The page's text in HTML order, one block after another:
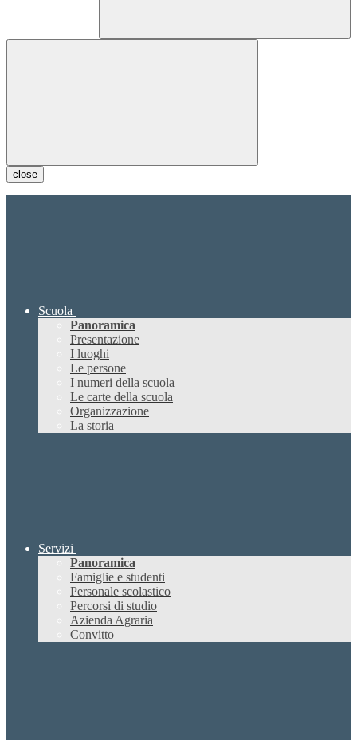
close
Scuola
Panoramica
Presentazione
I luoghi
Le persone
I numeri della scuola
Le carte della scuola
Organizzazione
La storia
Servizi
Panoramica
Famiglie e studenti
Personale scolastico
Percorsi di studio
Azienda Agraria
Convitto